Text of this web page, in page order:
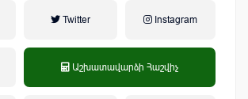
Twitter Instagram
Աշխատավարձի Հաշվիչ